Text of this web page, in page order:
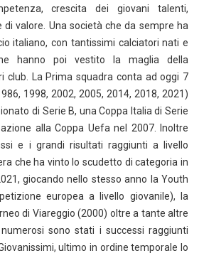
crescita dei giovani talenti,
valore. Una società che da sempre ha
italiano, con tantissimi calciatori nati e
hanno poi vestito la maglia della
club. La Prima squadra conta ad oggi 7
1998, 2002, 2005, 2014, 2018, 2021)
di Serie B, una Coppa Italia di Serie
alla Coppa Uefa nel 2007. Inoltre
e i grandi risultati raggiunti a livello
che ha vinto lo scudetto di categoria in
giocando nello stesso anno la Youth
europea a livello giovanile), la
di Viareggio (2000) oltre a tante altre
sono stati i successi raggiunti
ultimo in ordine temporale lo